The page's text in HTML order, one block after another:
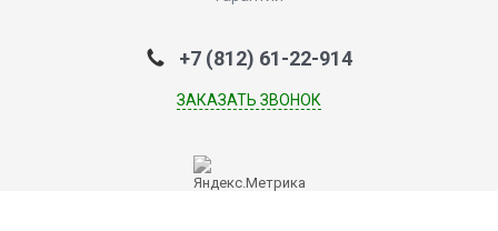
+7 (812) 61-22-914
ЗАКАЗАТЬ ЗВОНОК